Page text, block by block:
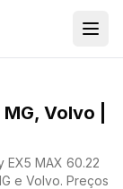
Volvo |
EX5 MAX 60.22
e Volvo. Preços